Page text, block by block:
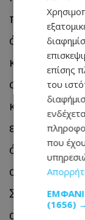
πολύ
όπως και οι
και οι
όταν
απόφαση
επίσης
του
που
(1656)